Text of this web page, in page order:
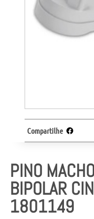
PINO
BIPOLAR
1801149
Compartilhe